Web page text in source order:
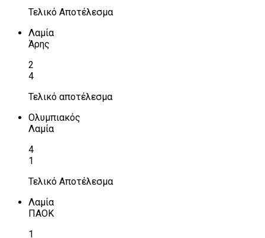
Τελικό Αποτέλεσμα
Λαμία
Άρης
2
4
Τελικό αποτέλεσμα
Ολυμπιακός
Λαμία
4
1
Τελικό Αποτέλεσμα
Λαμία
ΠΑΟΚ
1